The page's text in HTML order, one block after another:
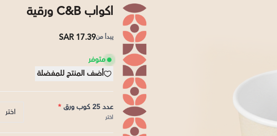
اكواب C&B ورقية
يبدأ من17.39 SAR
متوفر
أضف المنتج للمفضلة
عدد 25 كوب ورق *
اختر